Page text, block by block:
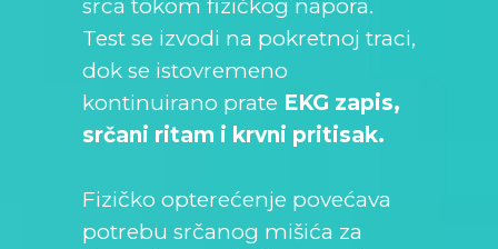
srca tokom fizičkog napora.
Test se izvodi na pokretnoj traci,
dok se istovremeno
kontinuirano prate EKG zapis,
srčani ritam i krvni pritisak.
Fizičko opterećenje povećava
potrebu srčanog mišića za